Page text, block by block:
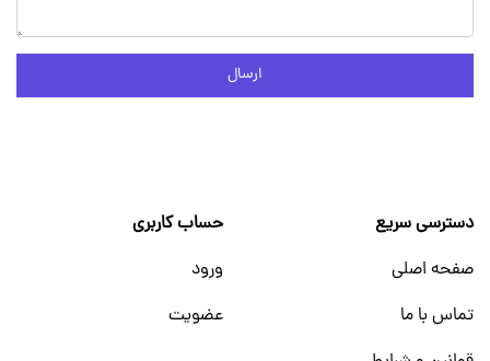
ارسال
دسترسی سریع
صفحه اصلی
تماس با ما
حساب کاربری
ورود
عضویت